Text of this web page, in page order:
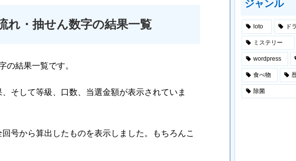
れ・抽せん数字の結果一覧
の結果一覧です。
そして等級、口数、当選金額が表示されていま
号から算出したものを表示しました。もちろんこ
ジャンル
loto ド
ミステリー
wordpress
食べ物
除菌